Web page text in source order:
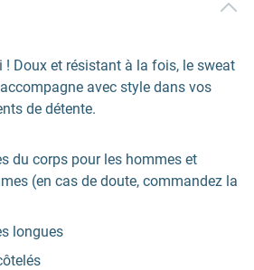
! Doux et résistant à la fois, le sweat
avec style dans vos
de détente.
du corps pour les hommes et
(en cas de doute, commandez la
longues